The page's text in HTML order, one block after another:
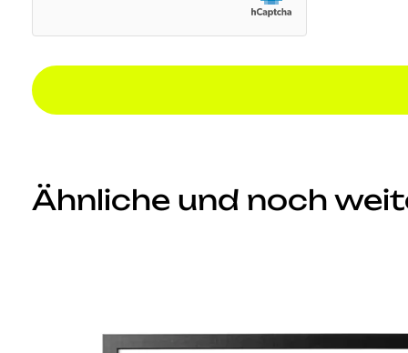
Ähnliche und noch